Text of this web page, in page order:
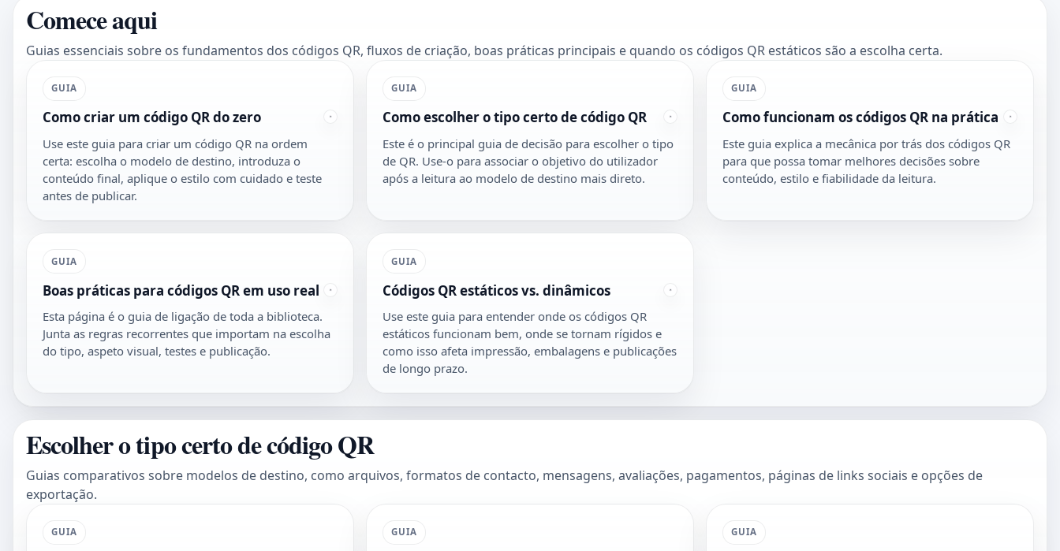
Comece aqui
Guias essenciais sobre os fundamentos dos códigos QR, fluxos de criação, boas práticas principais e quando os códigos QR estáticos são a escolha certa.
GUIA
Como criar um código QR do zero
Use este guia para criar um código QR na ordem
certa: escolha o modelo de destino, introduza o
conteúdo final, aplique o estilo com cuidado e teste
antes de publicar.
GUIA
Como escolher o tipo certo de código QR
Este é o principal guia de decisão para escolher o tipo
de QR. Use-o para associar o objetivo do utilizador
após a leitura ao modelo de destino mais direto.
GUIA
Como funcionam os códigos QR na prática
Este guia explica a mecânica por trás dos códigos QR
para que possa tomar melhores decisões sobre
conteúdo, estilo e fiabilidade da leitura.
GUIA
Boas práticas para códigos QR em uso real
Esta página é o guia de ligação de toda a biblioteca.
Junta as regras recorrentes que importam na escolha
do tipo, aspeto visual, testes e publicação.
GUIA
Códigos QR estáticos vs. dinâmicos
Use este guia para entender onde os códigos QR
estáticos funcionam bem, onde se tornam rígidos e
como isso afeta impressão, embalagens e publicações
de longo prazo.
Escolher o tipo certo de código QR
Guias comparativos sobre modelos de destino, como arquivos, formatos de contacto, mensagens, avaliações, pagamentos, páginas de links sociais e opções de
exportação.
GUIA GUIA GUIA